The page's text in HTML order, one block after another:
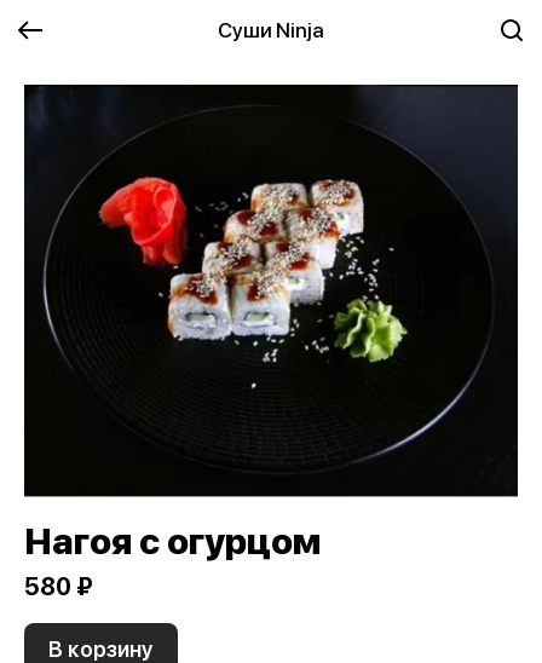
Суши Ninja
Нагоя с огурцом
580 ₽
В корзину